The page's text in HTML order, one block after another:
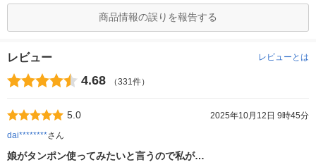
商品情報の誤りを報告する
レビュー レビューとは
4.68 （331件）
5.0
2025年10月12日 9時45分
dai********さん
娘がタンポン使ってみたいと言うので私が…